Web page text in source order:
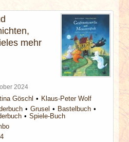
mehr
2024
Göschl
Klaus-Peter Wolf
Grusel
Bastelbuch
Spiele-Buch